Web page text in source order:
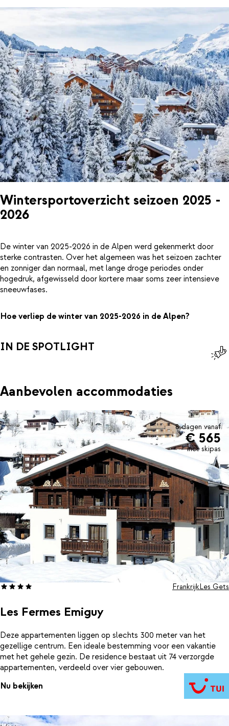
Wintersportoverzicht seizoen 2025 -
2026
De winter van 2025-2026 in de Alpen werd gekenmerkt door
sterke contrasten. Over het algemeen was het seizoen zachter
en zonniger dan normaal, met lange droge periodes onder
hogedruk, afgewisseld door kortere maar soms zeer intensieve
sneeuwfases.
Hoe verliep de winter van 2025-2026 in de Alpen?
IN DE SPOTLIGHT
Aanbevolen accommodaties
8 dagen vanaf
€ 565
incl. skipas
Les Fermes Emiguy
FrankrijkLes Gets
Deze appartementen liggen op slechts 300 meter van het
gezellige centrum. Een ideale bestemming voor een vakantie
met het gehele gezin. De residence bestaat uit 74 verzorgde
appartementen, verdeeld over vier gebouwen.
Nu bekijken